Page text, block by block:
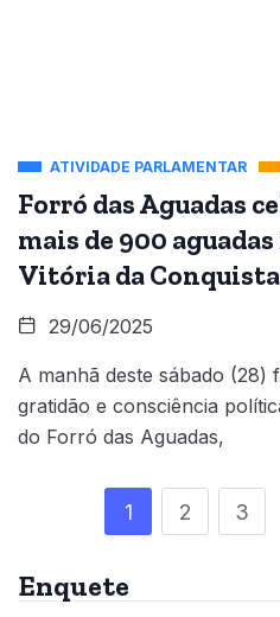
ATIVIDADE PARLAMENTAR
Forró das Aguadas
mais de 900
Vitória da Conquista
29/06/2025
A manhã deste sábado (28)
gratidão e consciência
do Forró das Aguadas,
1 2 3
Enquete